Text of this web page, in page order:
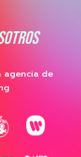
agencia de